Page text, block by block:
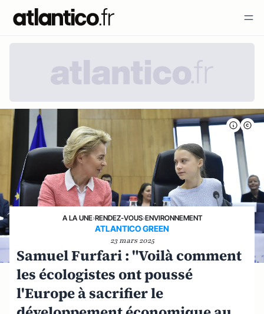
A LA UNE›RENDEZ-VOUS›ENVIRONNEMENT
ATLANTICO GREEN
23 mars 2025
Samuel Furfari : "Voilà comment
les écologistes ont poussé
l'Europe à sacrifier le